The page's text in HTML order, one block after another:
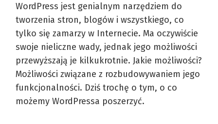
WordPress jest genialnym narzędziem do
tworzenia stron, blogów i wszystkiego, co
tylko się zamarzy w Internecie. Ma oczywiście
swoje nieliczne wady, jednak jego możliwości
przewyższają je kilkukrotnie. Jakie możliwości?
Możliwości związane z rozbudowywaniem jego
funkcjonalności. Dziś trochę o tym, o co
możemy WordPressa poszerzyć.